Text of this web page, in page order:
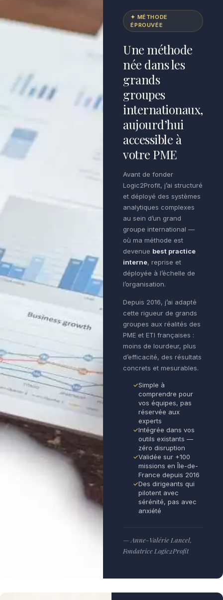
✦ MÉTHODE
ÉPROUVÉE
Une méthode
née dans les
grands
groupes
internationaux,
aujourd’hui
accessible à
votre PME
Avant de fonder
Logic2Profit, j’ai structuré
et déployé des systèmes
analytiques complexes
au sein d’un grand
groupe international —
où ma méthode est
devenue best practice
interne, reprise et
déployée à l’échelle de
l’organisation.
Depuis 2016, j’ai adapté
cette rigueur de grands
groupes aux réalités des
PME et ETI françaises :
moins de lourdeur, plus
d’efficacité, des résultats
concrets et mesurables.
Simple à
comprendre pour
vos équipes, pas
réservée aux
experts
Intégrée dans vos
outils existants —
zéro disruption
Validée sur +100
missions en Île-de-
France depuis 2016
Des dirigeants qui
pilotent avec
sérénité, pas avec
anxiété
— Anne-Valérie Lancel,
Fondatrice Logic2Profit